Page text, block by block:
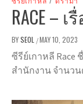
RACE –
BYSEOL /MAY 10, 2023
ซีรีย์เกาหลี Race
สำนักงาน จำนว